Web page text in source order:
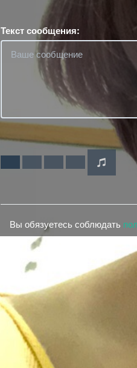
Текст сообщения:
Вы обязуетесь соблюдать